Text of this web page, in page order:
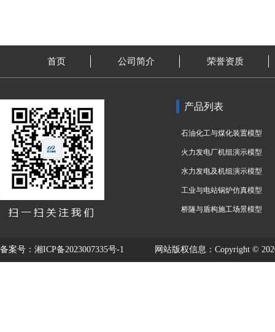
首页 公司简介 荣誉资质
产品列表
石油化工与煤化装置模型
火力发电厂机组演示模型
水力发电及机组演示模型
工业与电站锅炉仿真模型
桥隧与盾构施工场景模型
备案号： 湘ICP备2023007335号-1 网站版权信息：Copyright ©